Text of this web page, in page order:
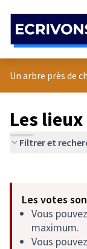
Un arbre près de
Les
Filtrer et
−
Les votes
Vous
maximum.
Vous